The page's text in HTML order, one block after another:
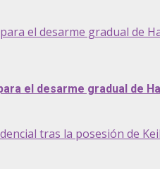
el desarme gradual de
el desarme gradual de
tras la posesión de